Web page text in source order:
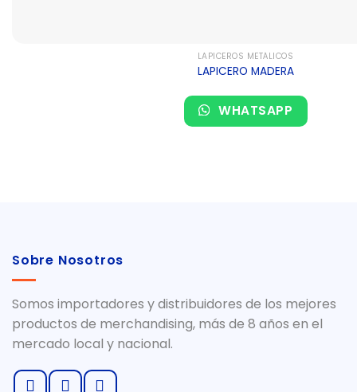
LAPICEROS METÁLICOS
LAPICERO MADERA
WHATSAPP
Sobre Nosotros
Somos importadores y distribuidores de los mejores
productos de merchandising, más de 8 años en el
mercado local y nacional.